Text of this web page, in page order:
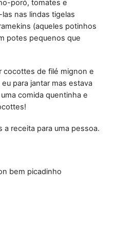
poró, tomates e
nas lindas tigelas
(aqueles potinhos
potes pequenos que
cocottes de filé mignon e
para jantar mas estava
comida quentinha e
receita para uma pessoa.
bem picadinho